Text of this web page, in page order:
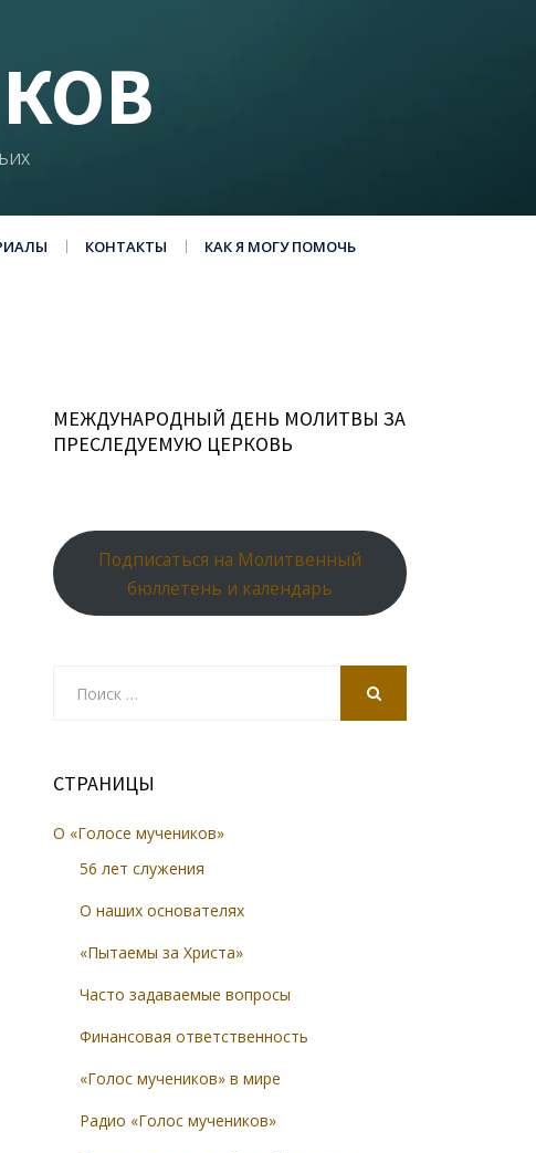
КОНТАКТЫ КАК Я МОГУ ПОМОЧЬ
МЕЖДУНАРОДНЫЙ ДЕНЬ МОЛИТВЫ ЗА
ПРЕСЛЕДУЕМУЮ ЦЕРКОВЬ
Подписаться на Молитвенный
бюллетень и календарь
СТРАНИЦЫ
О «Голосе мучеников»
56 лет служения
О наших основателях
«Пытаемы за Христа»
Часто задаваемые вопросы
Финансовая ответственность
«Голос мучеников» в мире
Радио «Голос мучеников»